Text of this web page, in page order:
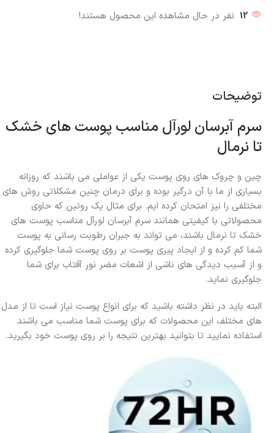
12 نفر در حال مشاهده این محصول هستند!
توضیحات
سرم آبرسان لورآل مناسب پوست های خشک
تا نرمال
چین و چروک های روی پوست یکی از عواملی می باشند که روزانه
بسیاری از ما با آن درگیر بوده و برای درمان چنین مشکلاتی روش های
مختلفی را نیز امتحان کرده ایم. برای مثال یک روتین که حاوی
محصولاتی با کیفیتی همانند سرم آبرسان لورآل مناسب پوست های
خشک تا نرمال باشند، می تواند به جبران رطوبت رسانی به پوست
شما کم کرده و از ایجاد پیری پوست بر روی پوست شما جلوگیری کرده
و از آسیب دیدگی های ناشی از اشعات مضر نور آفتاب برای شما
جلوگیری نماید.
البته باید در نظر داشته باشید که برای انواع پوست نیاز است تا از مدل
های مختلف این محصولات که برای پوست شما مناسب می باشند
استفاده نمایید تا بتوانید بهترین نتیجه را بر روی پوست خود بگیرید.